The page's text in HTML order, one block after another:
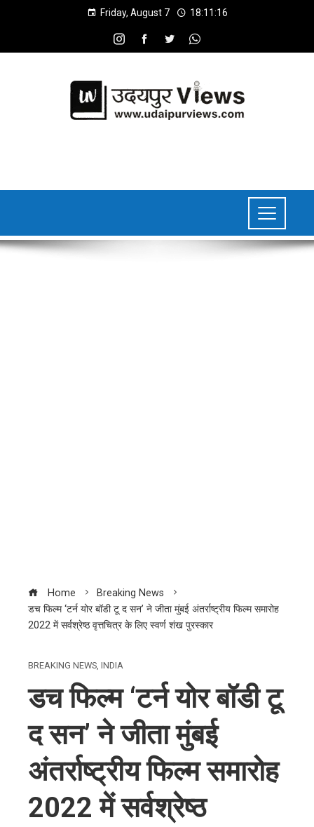
Friday, August 7 18:11:18
Home
Breaking News
डच फिल्म ‘टर्न योर बॉडी टू द सन’ ने जीता मुंबई अंतर्राष्ट्रीय फिल्म समारोह
2022 में सर्वश्रेष्ठ वृत्तचित्र के लिए स्वर्ण शंख पुरस्कार
BREAKING NEWS, INDIA
डच फिल्म ‘टर्न योर बॉडी टू
द सन’ ने जीता मुंबई
अंतर्राष्ट्रीय फिल्म समारोह
2022 में सर्वश्रेष्ठ